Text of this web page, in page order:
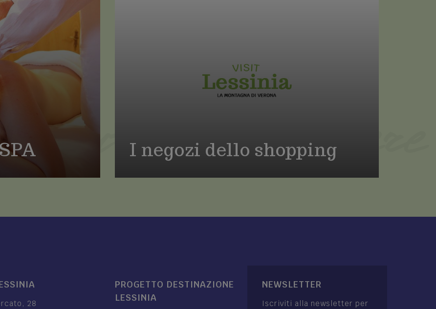
percorsi
- Quad
Lessinia
sport invernali
cielo aperto
sportive e Guide
I negozi dello shopping
e benessere
28
PROGETTO DESTINAZIONE
LESSINIA
NEWSLETTER
Iscriviti alla newsletter per